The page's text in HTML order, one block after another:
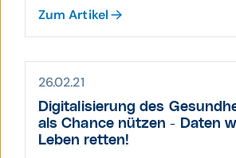
Zum Artikel
26.02.21
Digitalisierung des
als Chance nützen - Daten
Leben retten!